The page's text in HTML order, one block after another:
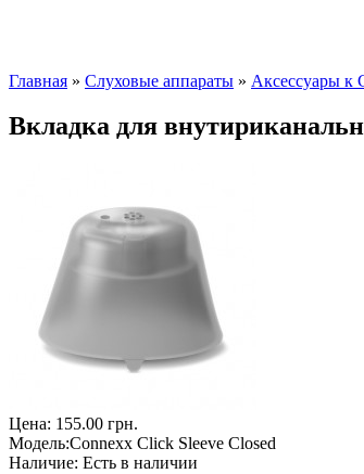
Главная » Слуховые аппараты » Аксессуары к
Вкладка для
Цена: 155.00 грн.
Модель:Connexx Click Sleeve Closed
Наличие: Есть в наличии